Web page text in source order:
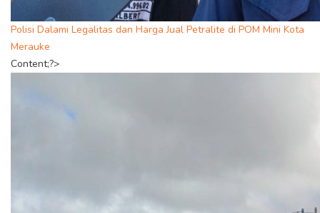
Polisi Dalami Legalitas dan Harga Jual Petralite di POM Mini Kota
Merauke
Content;?>